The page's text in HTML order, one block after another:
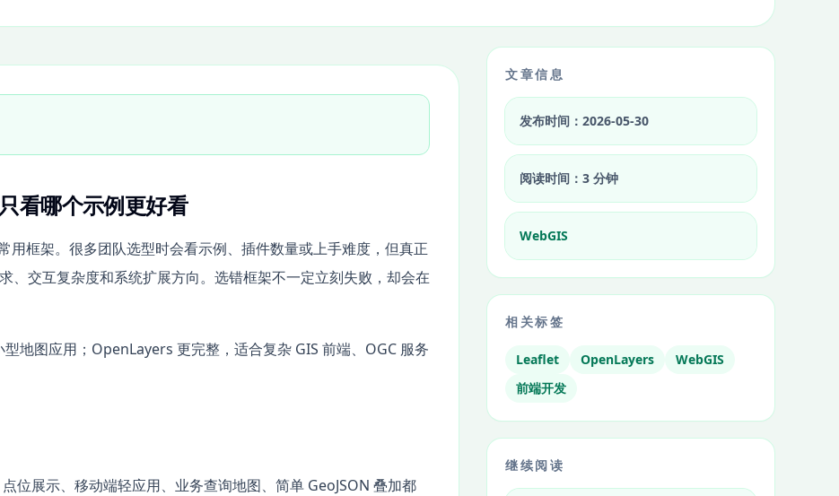
看哪个示例更好看
框架。很多团队选型时会看示例、插件数量或上手难度，但真正
、交互复杂度和系统扩展方向。选错框架不一定立刻失败，却会在
地图应用；OpenLayers 更完整，适合复杂 GIS 前端、OGC 服务
位展示、移动端轻应用、业务查询地图、简单 GeoJSON 叠加都
文章信息
发布时间：2026-05-30
阅读时间：3 分钟
WebGIS
相关标签
Leaflet OpenLayers
WebGIS
前端开发
继续阅读